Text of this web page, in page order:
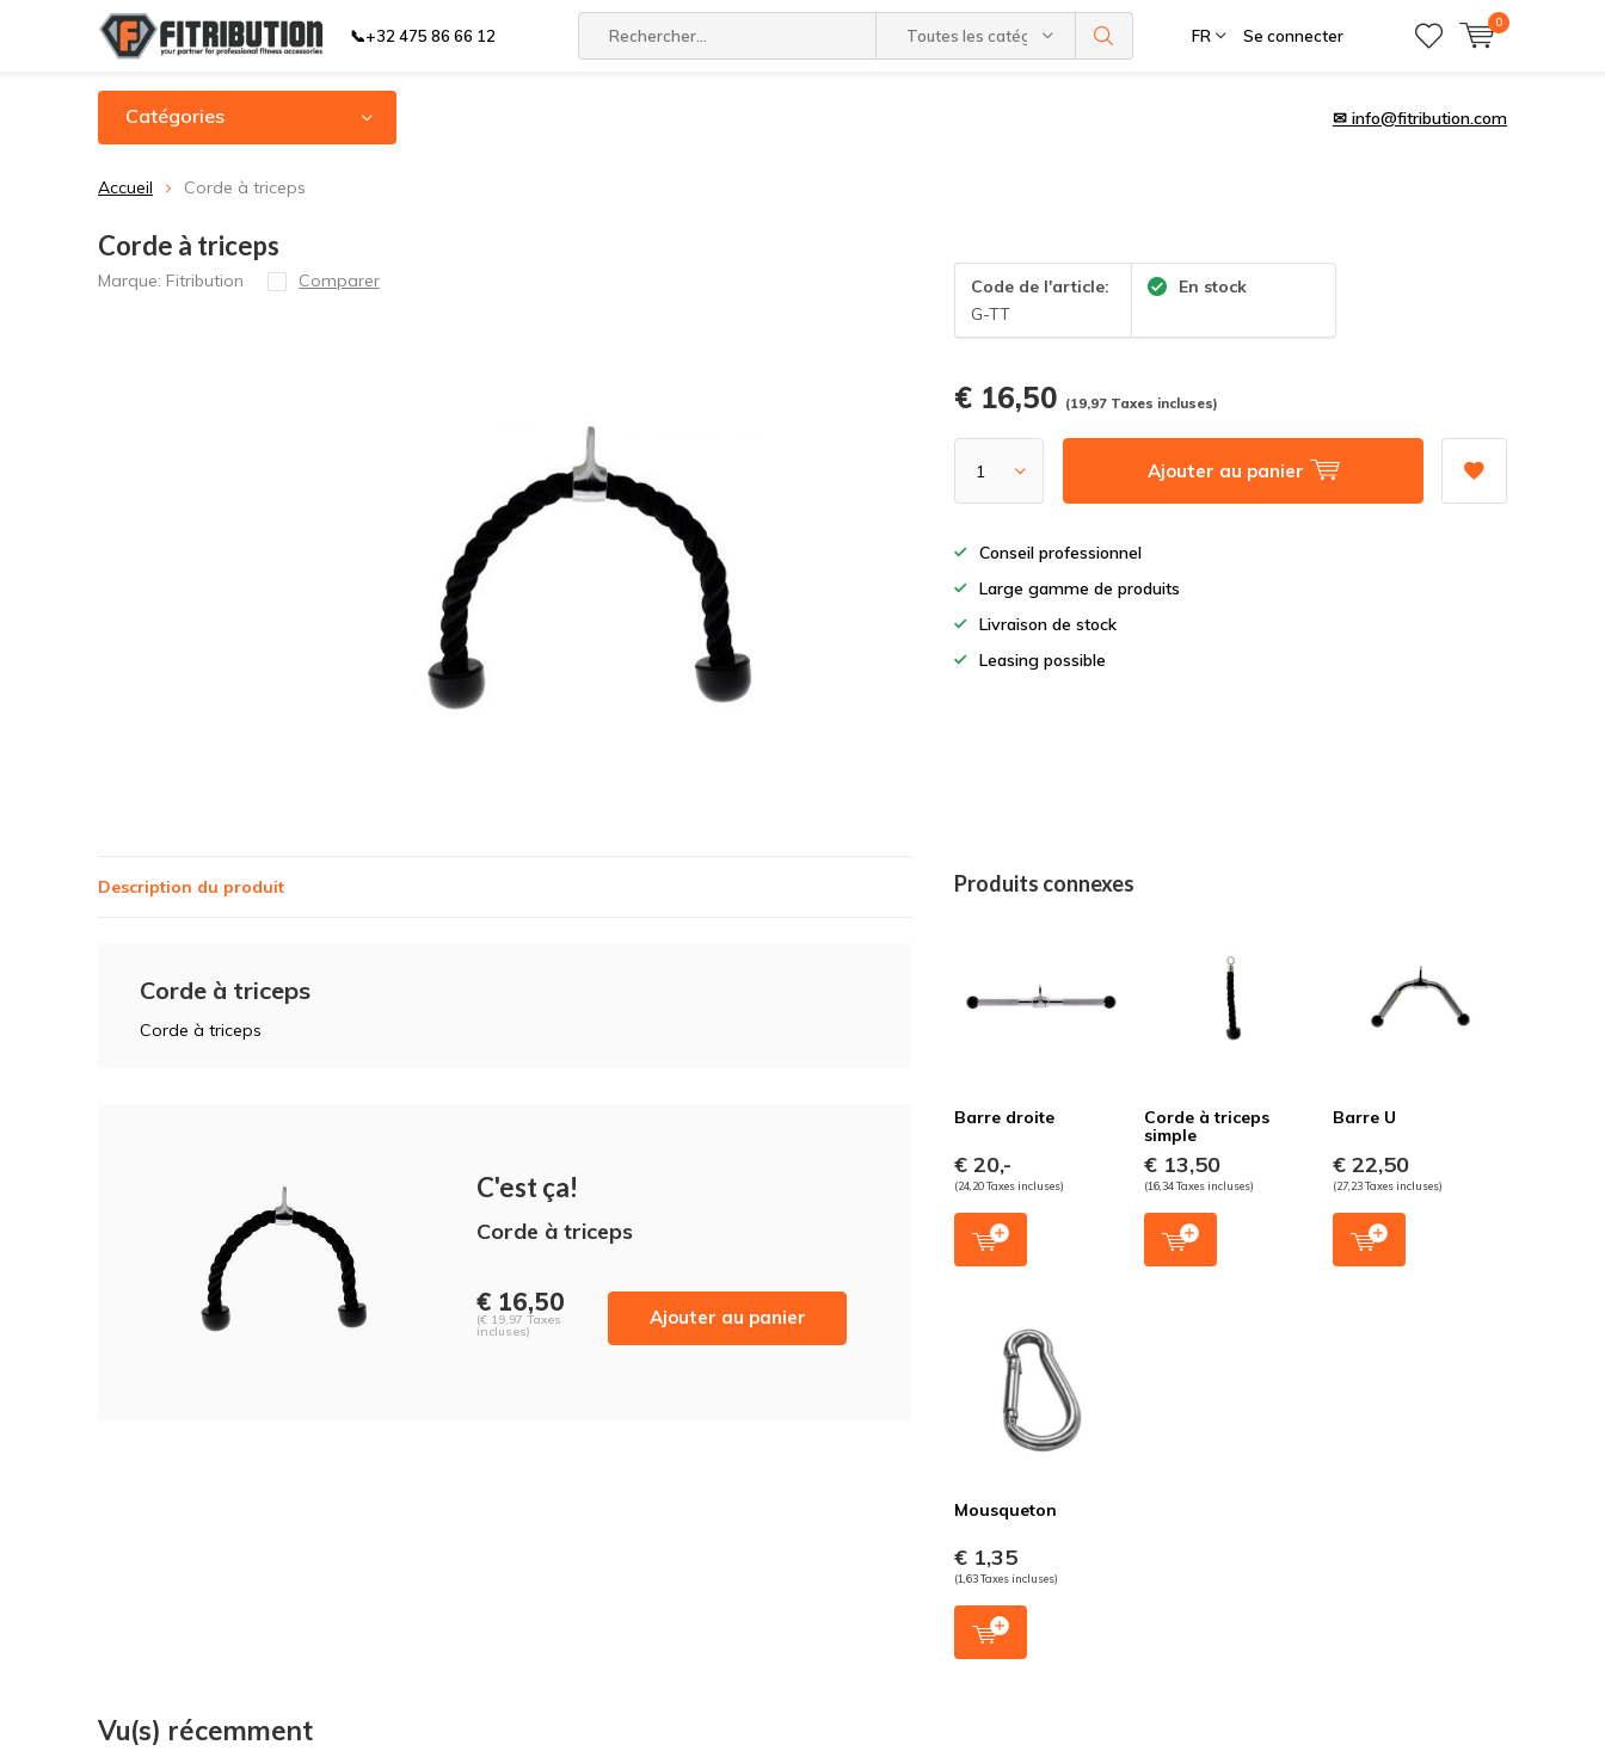
📞+32 475 86 66 12 Toutes les catégories FR Se connecter
0
Catégories ✉ info@fitribution.com
Accueil Corde à triceps
Corde à triceps
Marque: Fitribution Comparer
Code de l'article:
G-TT
En stock
€ 16,50 (19,97 Taxes incluses)
Ajouter au panier
Conseil professionnel
Large gamme de produits
Livraison de stock
Leasing possible
Description du produit
Corde à triceps
Corde à triceps
C'est ça!
Corde à triceps
€ 16,50
(€ 19,97 Taxes
incluses)
Ajouter au panier
Produits connexes
Barre droite
€ 20,-
(24,20 Taxes incluses)
Corde à triceps
simple
€ 13,50
(16,34 Taxes incluses)
Barre U
€ 22,50
(27,23 Taxes incluses)
Mousqueton
€ 1,35
(1,63 Taxes incluses)
Vu(s) récemment